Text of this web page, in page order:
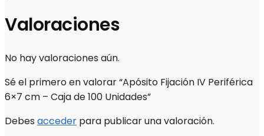
Valoraciones
No hay valoraciones aún.
Sé el primero en valorar “Apósito Fijación IV Periférica
6×7 cm – Caja de 100 Unidades”
Debes acceder para publicar una valoración.